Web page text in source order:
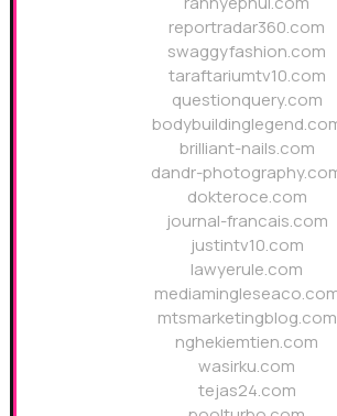
reportradar360.com
swaggyfashion.com
taraftariumtv10.com
questionquery.com
brilliant-nails.com
dandr-
dokteroce.com
journal-francais.com
justintv10.com
lawyerule.com
mtsmarketingblog.com
nghekiemtien.com
wasirku.com
tejas24.com